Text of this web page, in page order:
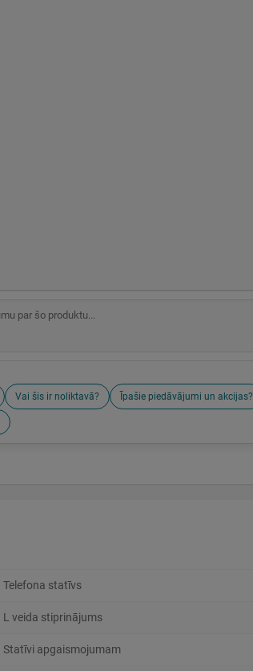
Vai šis ir noliktavā? Īpašie piedāvājumi un akcijas?
Telefona statīvs
L veida stiprinājums
Statīvi apgaismojumam